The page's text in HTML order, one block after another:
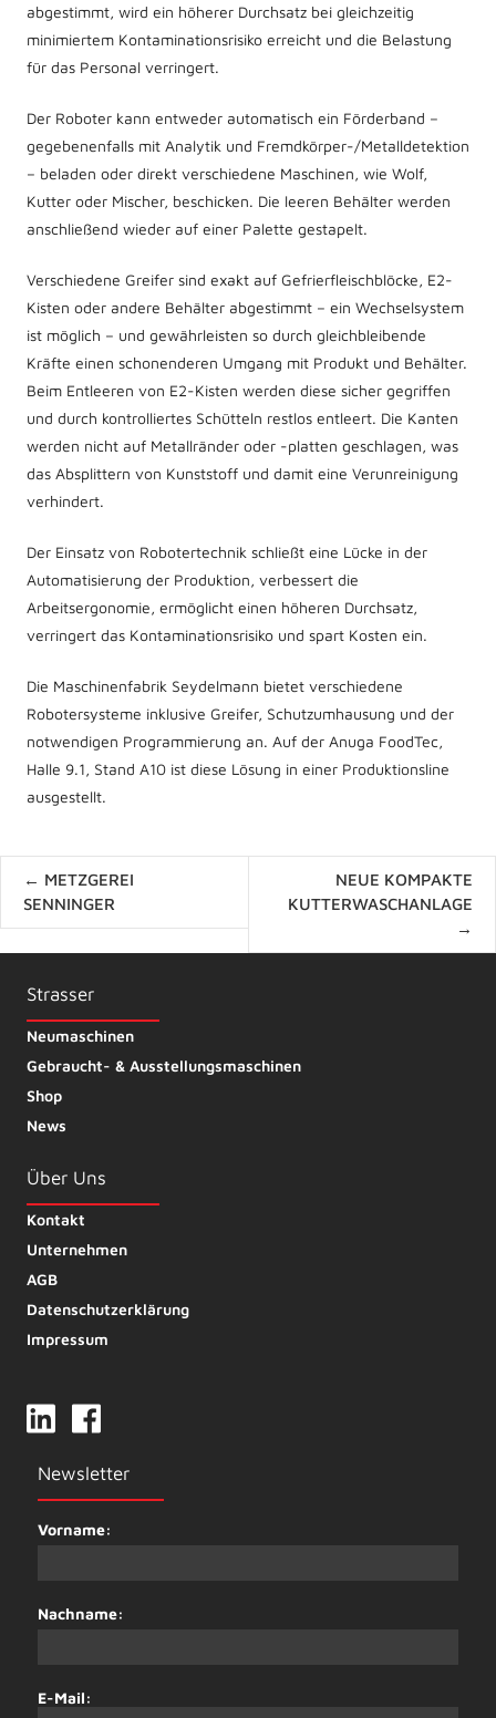
abgestimmt, wird ein höherer Durchsatz bei gleichzeitig
minimiertem Kontaminationsrisiko erreicht und die Belastung
für das Personal verringert.
Der Roboter kann entweder automatisch ein Förderband –
gegebenenfalls mit Analytik und Fremdkörper-/Metalldetektion
– beladen oder direkt verschiedene Maschinen, wie Wolf,
Kutter oder Mischer, beschicken. Die leeren Behälter werden
anschließend wieder auf einer Palette gestapelt.
Verschiedene Greifer sind exakt auf Gefrierfleischblöcke, E2-
Kisten oder andere Behälter abgestimmt – ein Wechselsystem
ist möglich – und gewährleisten so durch gleichbleibende
Kräfte einen schonenderen Umgang mit Produkt und Behälter.
Beim Entleeren von E2-Kisten werden diese sicher gegriffen
und durch kontrolliertes Schütteln restlos entleert. Die Kanten
werden nicht auf Metallränder oder -platten geschlagen, was
das Absplittern von Kunststoff und damit eine Verunreinigung
verhindert.
Der Einsatz von Robotertechnik schließt eine Lücke in der
Automatisierung der Produktion, verbessert die
Arbeitsergonomie, ermöglicht einen höheren Durchsatz,
verringert das Kontaminationsrisiko und spart Kosten ein.
Die Maschinenfabrik Seydelmann bietet verschiedene
Robotersysteme inklusive Greifer, Schutzumhausung und der
notwendigen Programmierung an. Auf der Anuga FoodTec,
Halle 9.1, Stand A10 ist diese Lösung in einer Produktionsline
ausgestellt.
Posts
navigation
← METZGEREI
SENNINGER
NEUE KOMPAKTE
KUTTERWASCHANLAGE
→
Strasser
Neumaschinen
Gebraucht- & Ausstellungsmaschinen
Shop
News
Über Uns
Kontakt
Unternehmen
AGB
Datenschutzerklärung
Impressum
Newsletter
Vorname:
Nachname:
E-Mail: